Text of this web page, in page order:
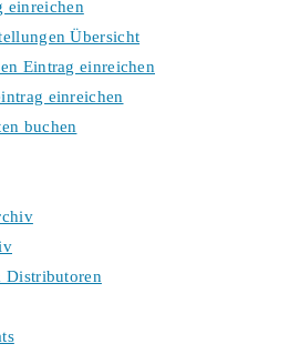
einreichen
Übersicht
Eintrag einreichen
einreichen
buchen
Distributoren